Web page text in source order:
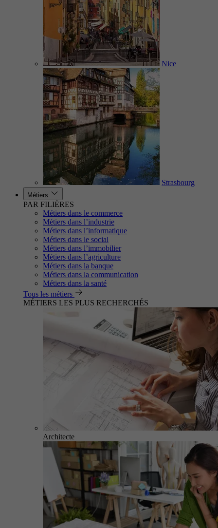
Nice
Strasbourg
Métiers
PAR FILIÈRES
Métiers dans le commerce
Métiers dans l’industrie
Métiers dans l’informatique
Métiers dans le social
Métiers dans l’immobilier
Métiers dans l’agriculture
Métiers dans la banque
Métiers dans la communication
Métiers dans la santé
Tous les métiers
MÉTIERS LES PLUS RECHERCHÉS
Architecte